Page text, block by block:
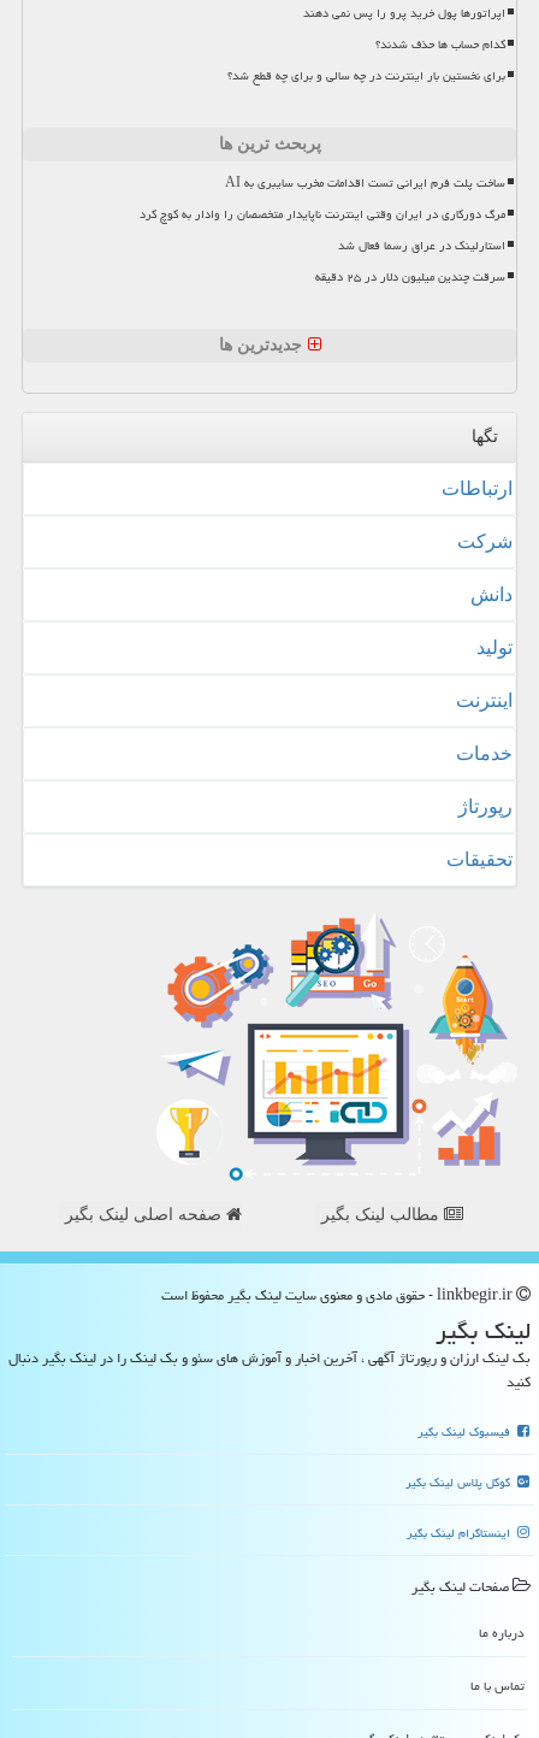
اپراتورها پول خرید پرو را پس نمی دهند
کدام حساب ها حذف شدند؟
برای نخستین بار اینترنت در چه سالی و برای چه قطع شد؟
پربحث ترین ها
ساخت پلت فرم ایرانی تست اقدامات مخرب سایبری به AI
مرگ دورکاری در ایران وقتی اینترنت ناپایدار متخصصان را وادار به کوچ کرد
استارلینک در عراق رسما فعال شد
سرقت چندین میلیون دلار در ۲۵ دقیقه
جدیدترین ها
تگها
ارتباطات
شركت
دانش
تولید
اینترنت
خدمات
رپورتاژ
تحقیقات
مطالب لینک بگیر صفحه اصلی لینک بگیر
لینك بگیر
بک لینک ارزان و رپورتاژ آگهی ، آخرین اخبار و آموزش های سئو و بک لینک را در لینک بگیر دنبال
کنید
فیسبوک لینک بگیر
گوگل پلاس لینک بگیر
اینستاگرام لینک بگیر
صفحات لینك بگیر
درباره ما
تماس با ما